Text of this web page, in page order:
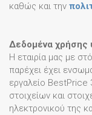
καθώς και την
Δεδομένα χρήσης
Η εταιρία μας με
παρέχει έχει
εργαλείο BestPrice
στοιχείων και
ηλεκτρονικού της